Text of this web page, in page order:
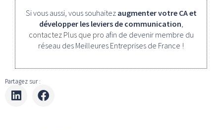
Si vous aussi, vous souhaitez augmenter votre CA et
développer les leviers de communication
contactez Plus que pro afin de devenir membre du
réseau des Meilleures Entreprises de France !
Partagez sur :